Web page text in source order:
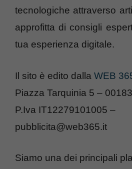
tecnologiche attraverso
approfitta di consigli
tua esperienza digitale.
Il sito è edito dalla WEB
Piazza Tarquinia 5 –
P.Iva IT12279101005 –
pubblicita@web365.it
Siamo una dei principali